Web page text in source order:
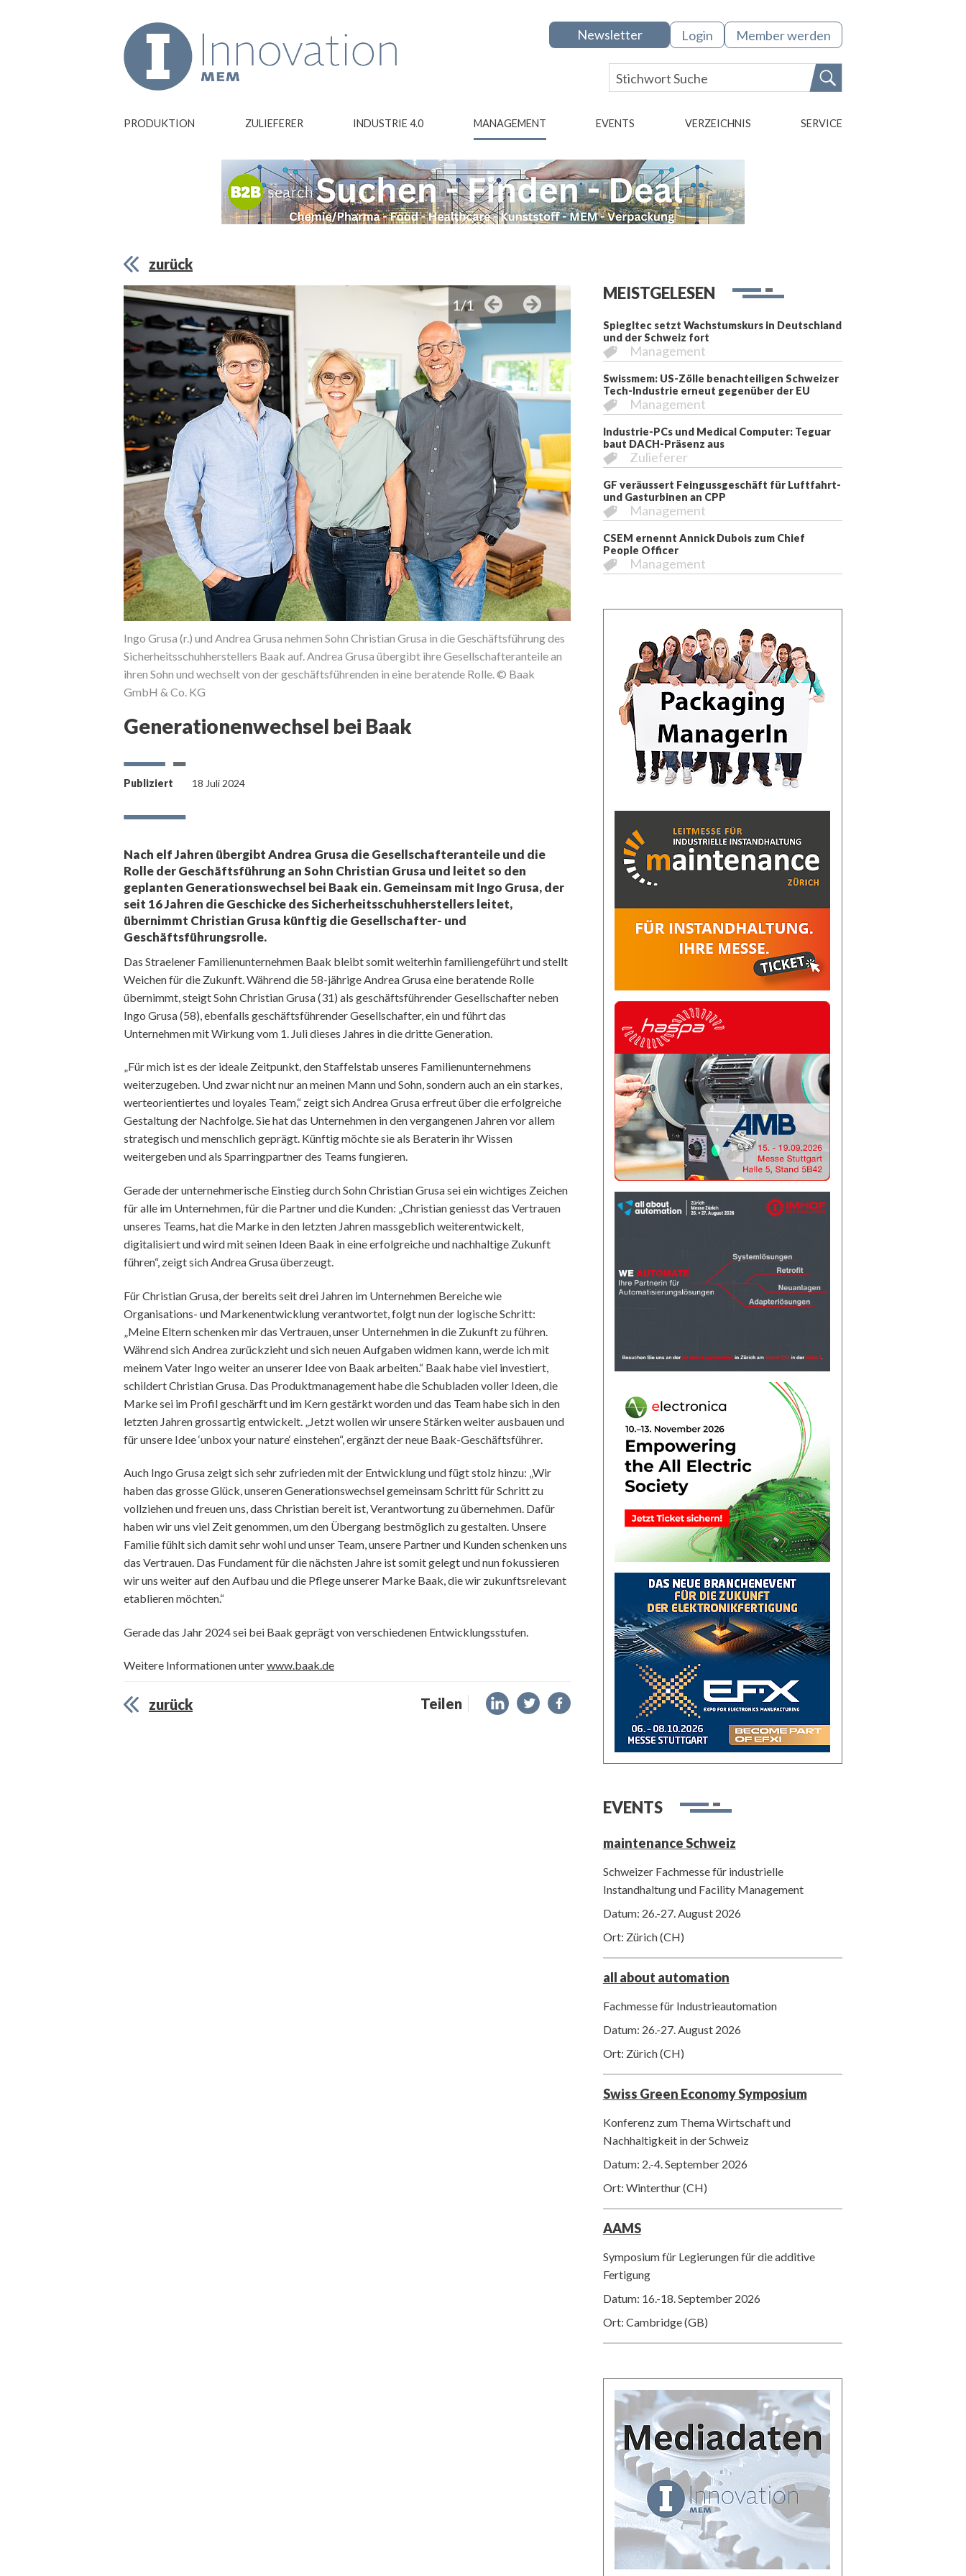
Newsletter Login Member werden
PRODUKTION ZULIEFERER INDUSTRIE 4.0 MANAGEMENT EVENTS VERZEICHNIS SERVICE
zurück
Ingo Grusa (r.) und Andrea Grusa nehmen Sohn Christian Grusa in die Geschäftsführung des
Sicherheitsschuhherstellers Baak auf. Andrea Grusa übergibt ihre Gesellschafteranteile an
ihren Sohn und wechselt von der geschäftsführenden in eine beratende Rolle. © Baak
GmbH & Co. KG
1/1
Generationenwechsel bei Baak
Publiziert 18 Juli 2024
Nach elf Jahren übergibt Andrea Grusa die Gesellschafteranteile und die
Rolle der Geschäftsführung an Sohn Christian Grusa und leitet so den
geplanten Generationswechsel bei Baak ein. Gemeinsam mit Ingo Grusa, der
seit 16 Jahren die Geschicke des Sicherheitsschuhherstellers leitet,
übernimmt Christian Grusa künftig die Gesellschafter- und
Geschäftsführungsrolle.
Das Straelener Familienunternehmen Baak bleibt somit weiterhin familiengeführt und stellt
Weichen für die Zukunft. Während die 58-jährige Andrea Grusa eine beratende Rolle
übernimmt, steigt Sohn Christian Grusa (31) als geschäftsführender Gesellschafter neben
Ingo Grusa (58), ebenfalls geschäftsführender Gesellschafter, ein und führt das
Unternehmen mit Wirkung vom 1. Juli dieses Jahres in die dritte Generation.
„Für mich ist es der ideale Zeitpunkt, den Staffelstab unseres Familienunternehmens
weiterzugeben. Und zwar nicht nur an meinen Mann und Sohn, sondern auch an ein starkes,
werteorientiertes und loyales Team,“ zeigt sich Andrea Grusa erfreut über die erfolgreiche
Gestaltung der Nachfolge. Sie hat das Unternehmen in den vergangenen Jahren vor allem
strategisch und menschlich geprägt. Künftig möchte sie als Beraterin ihr Wissen
weitergeben und als Sparringpartner des Teams fungieren.
Gerade der unternehmerische Einstieg durch Sohn Christian Grusa sei ein wichtiges Zeichen
für alle im Unternehmen, für die Partner und die Kunden: „Christian geniesst das Vertrauen
unseres Teams, hat die Marke in den letzten Jahren massgeblich weiterentwickelt,
digitalisiert und wird mit seinen Ideen Baak in eine erfolgreiche und nachhaltige Zukunft
führen“, zeigt sich Andrea Grusa überzeugt.
Für Christian Grusa, der bereits seit drei Jahren im Unternehmen Bereiche wie
Organisations- und Markenentwicklung verantwortet, folgt nun der logische Schritt:
„Meine Eltern schenken mir das Vertrauen, unser Unternehmen in die Zukunft zu führen.
Während sich Andrea zurückzieht und sich neuen Aufgaben widmen kann, werde ich mit
meinem Vater Ingo weiter an unserer Idee von Baak arbeiten.“ Baak habe viel investiert,
schildert Christian Grusa. Das Produktmanagement habe die Schubladen voller Ideen, die
Marke sei im Profil geschärft und im Kern gestärkt worden und das Team habe sich in den
letzten Jahren grossartig entwickelt. „Jetzt wollen wir unsere Stärken weiter ausbauen und
für unsere Idee ‘unbox your nature‘ einstehen“, ergänzt der neue Baak-Geschäftsführer.
Auch Ingo Grusa zeigt sich sehr zufrieden mit der Entwicklung und fügt stolz hinzu: „Wir
haben das grosse Glück, unseren Generationswechsel gemeinsam Schritt für Schritt zu
vollziehen und freuen uns, dass Christian bereit ist, Verantwortung zu übernehmen. Dafür
haben wir uns viel Zeit genommen, um den Übergang bestmöglich zu gestalten. Unsere
Familie fühlt sich damit sehr wohl und unser Team, unsere Partner und Kunden schenken uns
das Vertrauen. Das Fundament für die nächsten Jahre ist somit gelegt und nun fokussieren
wir uns weiter auf den Aufbau und die Pflege unserer Marke Baak, die wir zukunftsrelevant
etablieren möchten.“
Gerade das Jahr 2024 sei bei Baak geprägt von verschiedenen Entwicklungsstufen.
Weitere Informationen unterwww.baak.de
zurück Teilen
MEISTGELESEN
Spiegltec setzt Wachstumskurs in Deutschland
und der Schweiz fort
Management
Swissmem: US-Zölle benachteiligen Schweizer
Tech-Industrie erneut gegenüber der EU
Management
Industrie-PCs und Medical Computer: Teguar
baut DACH-Präsenz aus
Zulieferer
GF veräussert Feingussgeschäft für Luftfahrt-
und Gasturbinen an CPP
Management
CSEM ernennt Annick Dubois zum Chief
People Officer
Management
EVENTS
maintenance Schweiz
Schweizer Fachmesse für industrielle
Instandhaltung und Facility Management
Datum: 26.-27. August 2026
Ort: Zürich (CH)
all about automation
Fachmesse für Industrieautomation
Datum: 26.-27. August 2026
Ort: Zürich (CH)
Swiss Green Economy Symposium
Konferenz zum Thema Wirtschaft und
Nachhaltigkeit in der Schweiz
Datum: 2.-4. September 2026
Ort: Winterthur (CH)
AAMS
Symposium für Legierungen für die additive
Fertigung
Datum: 16.-18. September 2026
Ort: Cambridge (GB)